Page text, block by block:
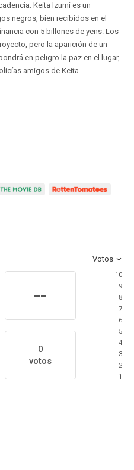
Keita Izumi es un
negros, bien recibidos en el
con 5 billones de yens. Los
pero la aparición de un
en peligro la paz en el lugar,
amigos de Keita.
Votos
--
0
votos
10
9
8
7
6
5
4
3
2
1